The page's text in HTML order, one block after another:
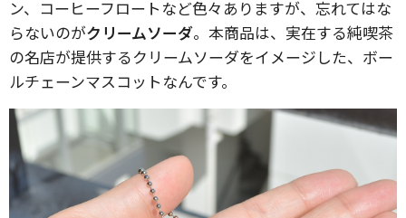
ン、コーヒーフロートなど色々ありますが、忘れてはな
らないのがクリームソーダ。本商品は、実在する純喫茶
の名店が提供するクリームソーダをイメージした、ボー
ルチェーンマスコットなんです。